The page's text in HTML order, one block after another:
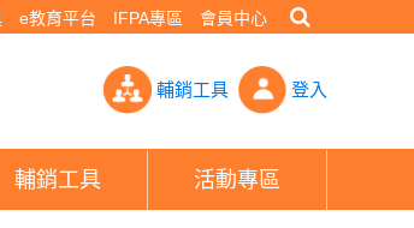
e教育平台 IFPA專區 會員中心
元 4口之家省稅4千元- PHEW!好險網
輔銷工具 登入
輔銷工具 活動專區